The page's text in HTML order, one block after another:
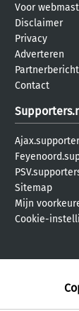
Voor
Disclaimer
Privacy
Adverteren
Contact
Sitemap
Mijn
Cookie-